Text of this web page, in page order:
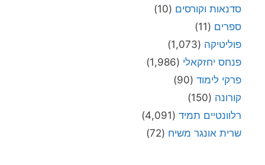
סדנאות וקורסים (10)
ספרים (11)
פוליטיקה (1,073)
פנחס יחזקאלי (1,986)
פרקי לימוד (90)
קורונה (150)
רלוונטיים תמיד (4,091)
שרית אונגר משיח (72)